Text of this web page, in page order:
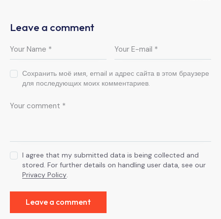
Leave a comment
Сохранить моё имя, email и адрес сайта в этом браузере
для последующих моих комментариев.
I agree that my submitted data is being collected and
stored. For further details on handling user data, see our
Privacy Policy.